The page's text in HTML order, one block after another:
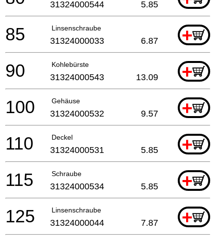
31324000544 5.85
Linsenschraube +
85 31324000033 6.87
Kohlebürste +
90 31324000543 13.09
Gehäuse +
100 31324000532 9.57
Deckel +
110 31324000531 5.85
Schraube +
115 31324000534 5.85
Linsenschraube +
125 31324000044 7.87